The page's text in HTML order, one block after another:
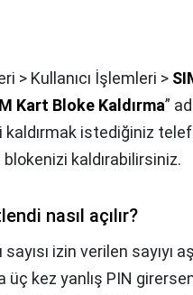
> Kullanıcı İşlemleri >
Kart Bloke Kaldırma”
istediğiniz
blokenizi kaldırabilirsiniz.
nasıl açılır?
izin verilen sayıyı
üç kez yanlış PIN